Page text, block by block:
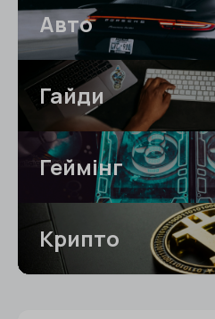
Авто
Гайди
Геймінг
Крипто